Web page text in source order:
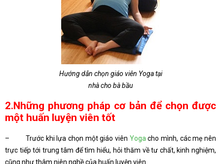
Hướng dẫn chọn giáo viên Yoga tại
nhà cho bà bầu
2.Những phương pháp cơ bản để chọn được
một huấn luyện viên tốt
– Trước khi lựa chọn một giáo viên Yogacho mình, các mẹ nên
trực tiếp tới trung tâm để tìm hiểu, hỏi thăm về tư chất, kinh nghiệm,
cũng như thâm niên nghề của huấn luyện viên.